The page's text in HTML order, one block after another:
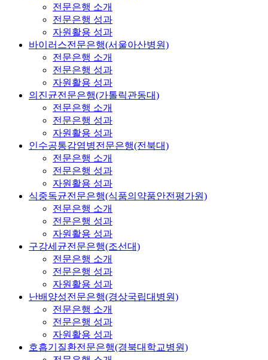
전문은행 소개
전문은행 성과
자원활용 성과
바이러스전문은행(서울아산병원)
전문은행 소개
전문은행 성과
자원활용 성과
의진균전문은행(가톨릭관동대)
전문은행 소개
전문은행 성과
자원활용 성과
인수공통감염병전문은행(전북대)
전문은행 소개
전문은행 성과
자원활용 성과
식중독균전문은행(식품의약품안전평가원)
전문은행 소개
전문은행 성과
자원활용 성과
구강세균전문은행(조선대)
전문은행 소개
전문은행 성과
자원활용 성과
난배양성전문은행(경상국립대병원)
전문은행 소개
전문은행 성과
자원활용 성과
호흡기질환전문은행(경북대학교병원)